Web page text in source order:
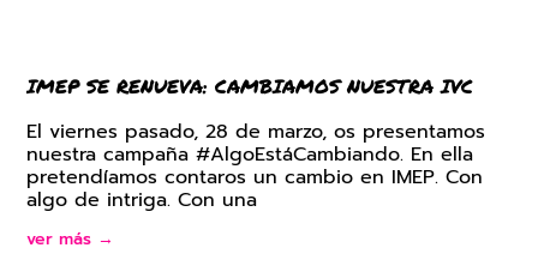
IMEP SE RENUEVA: CAMBIAMOS NUESTRA IVC
El viernes pasado, 28 de marzo, os presentamos
nuestra campaña #AlgoEstáCambiando. En ella
pretendíamos contaros un cambio en IMEP. Con
algo de intriga. Con una
ver más →